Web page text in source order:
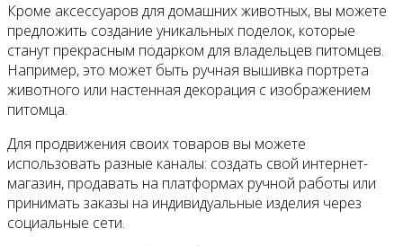
Кроме аксессуаров для домашних животных, вы можете
предложить создание уникальных поделок, которые
станут прекрасным подарком для владельцев питомцев.
Например, это может быть ручная вышивка портрета
животного или настенная декорация с изображением
питомца.
Для продвижения своих товаров вы можете
использовать разные каналы: создать свой интернет-
магазин, продавать на платформах ручной работы или
принимать заказы на индивидуальные изделия через
социальные сети.